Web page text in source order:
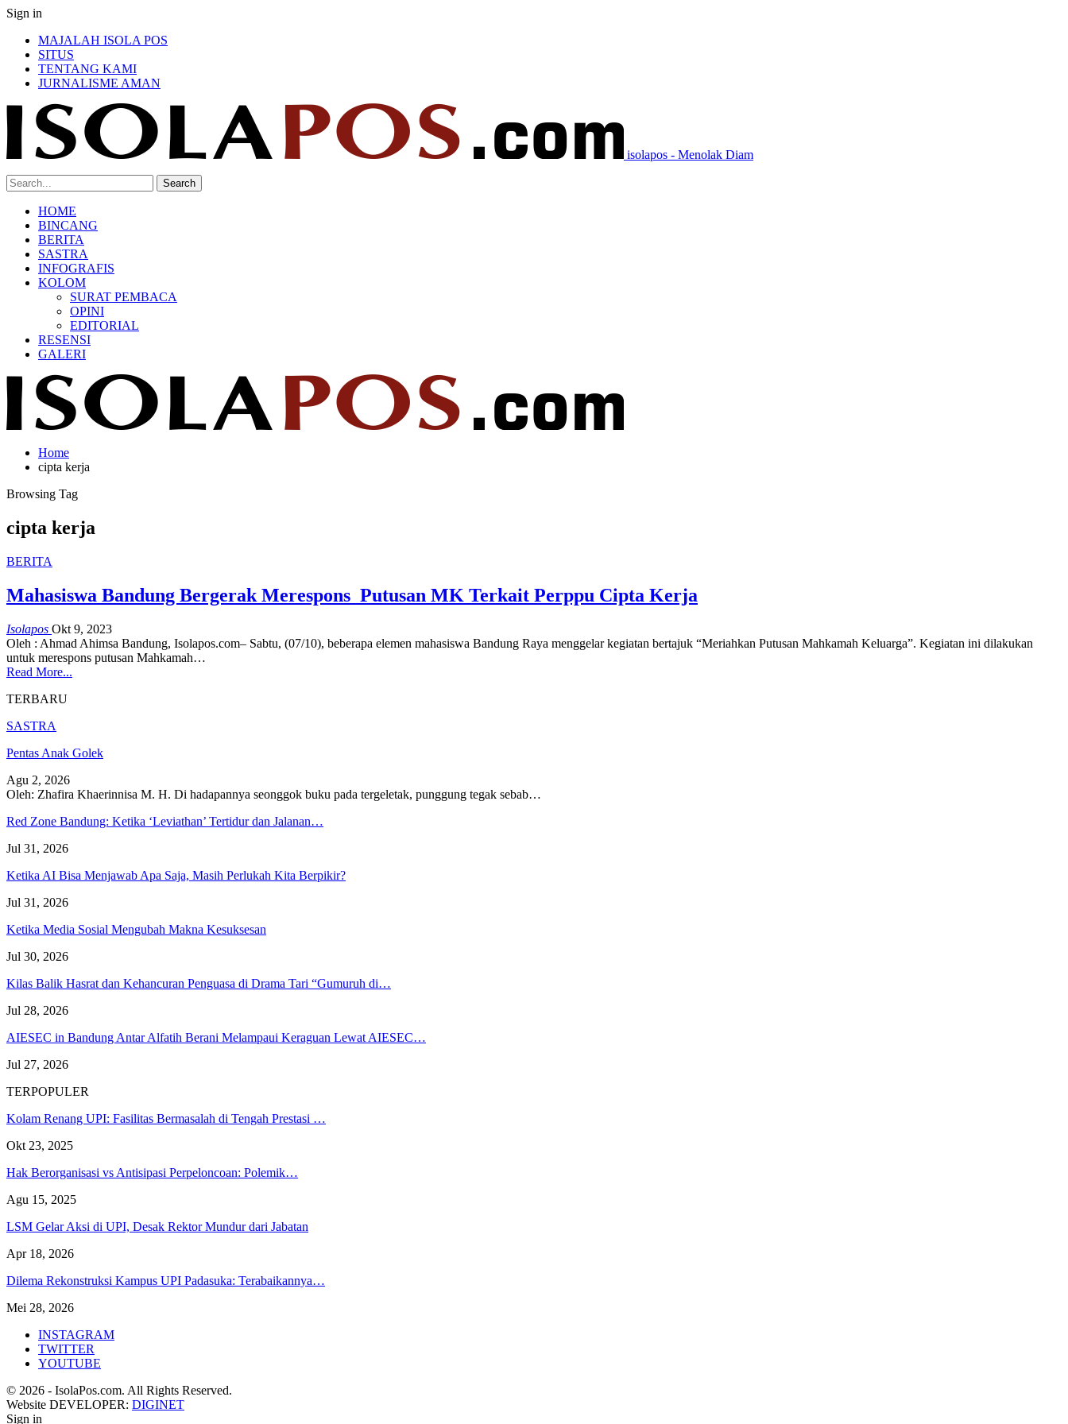
Sign in
MAJALAH ISOLA POS
SITUS
TENTANG KAMI
JURNALISME AMAN
isolapos - Menolak Diam
HOME
BINCANG
BERITA
SASTRA
INFOGRAFIS
KOLOM
SURAT PEMBACA
OPINI
EDITORIAL
RESENSI
GALERI
Home
cipta kerja
Browsing Tag
cipta kerja
BERITA
Mahasiswa Bandung Bergerak Merespons Putusan MK Terkait Perppu Cipta Kerja
Isolapos Okt 9, 2023
Oleh : Ahmad Ahimsa Bandung, Isolapos.com– Sabtu, (07/10), beberapa elemen mahasiswa Bandung Raya menggelar kegiatan bertajuk “Meriahkan Putusan Mahkamah Keluarga”. Kegiatan ini dilakukan
untuk merespons putusan Mahkamah…
Read More...
TERBARU
SASTRA
Pentas Anak Golek
Agu 2, 2026
Oleh: Zhafira Khaerinnisa M. H. Di hadapannya seonggok buku pada tergeletak, punggung tegak sebab…
Red Zone Bandung: Ketika ‘Leviathan’ Tertidur dan Jalanan…
Jul 31, 2026
Ketika AI Bisa Menjawab Apa Saja, Masih Perlukah Kita Berpikir?
Jul 31, 2026
Ketika Media Sosial Mengubah Makna Kesuksesan
Jul 30, 2026
Kilas Balik Hasrat dan Kehancuran Penguasa di Drama Tari “Gumuruh di…
Jul 28, 2026
AIESEC in Bandung Antar Alfatih Berani Melampaui Keraguan Lewat AIESEC…
Jul 27, 2026
TERPOPULER
Kolam Renang UPI: Fasilitas Bermasalah di Tengah Prestasi …
Okt 23, 2025
Hak Berorganisasi vs Antisipasi Perpeloncoan: Polemik…
Agu 15, 2025
LSM Gelar Aksi di UPI, Desak Rektor Mundur dari Jabatan
Apr 18, 2026
Dilema Rekonstruksi Kampus UPI Padasuka: Terabaikannya…
Mei 28, 2026
INSTAGRAM
TWITTER
YOUTUBE
© 2026 - IsolaPos.com. All Rights Reserved.
Website DEVELOPER: DIGINET
Sign in